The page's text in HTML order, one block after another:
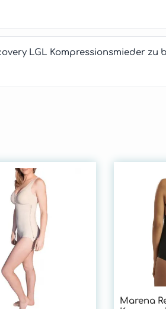
LGL Kompressionsmieder zu
Marena